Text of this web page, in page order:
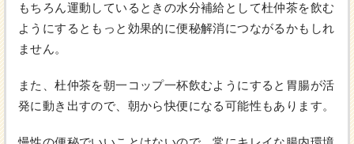
もちろん運動しているときの水分補給として杜仲茶を飲む
ようにするともっと効果的に便秘解消につながるかもしれ
ません。
また、杜仲茶を朝一コップ一杯飲むようにすると胃腸が活
発に動き出すので、朝から快便になる可能性もあります。